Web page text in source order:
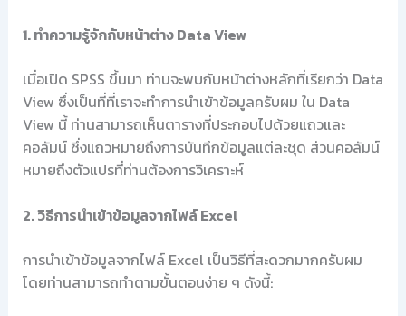
1. ทำความรู้จักกับหน้าต่าง Data View
เมื่อเปิด SPSS ขึ้นมา ท่านจะพบกับหน้าต่างหลักที่เรียกว่า Data
View ซึ่งเป็นที่ที่เราจะทำการนำเข้าข้อมูลครับผม ใน Data
View นี้ ท่านสามารถเห็นตารางที่ประกอบไปด้วยแถวและ
คอลัมน์ ซึ่งแถวหมายถึงการบันทึกข้อมูลแต่ละชุด ส่วนคอลัมน์
หมายถึงตัวแปรที่ท่านต้องการวิเคราะห์
2. วิธีการนำเข้าข้อมูลจากไฟล์ Excel
การนำเข้าข้อมูลจากไฟล์ Excel เป็นวิธีที่สะดวกมากครับผม
โดยท่านสามารถทำตามขั้นตอนง่าย ๆ ดังนี้: